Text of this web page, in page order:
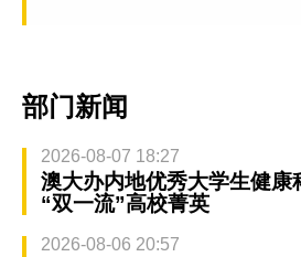
部门新闻
2026-08-07 18:27
澳大办内地优秀大学生健
“双一流”高校菁英
2026-08-06 20:57